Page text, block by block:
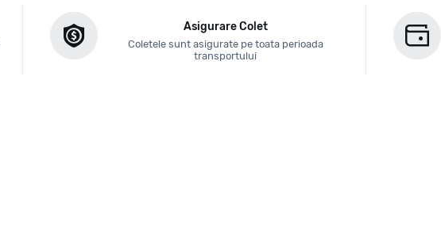
Asigurare Colet
Coletele sunt asigurate pe toata perioada
transportului